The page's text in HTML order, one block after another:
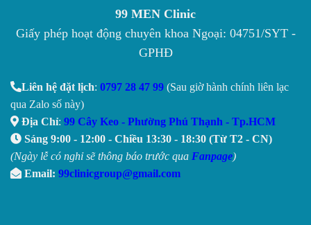
99 MEN Clinic
Giấy phép hoạt động chuyên khoa Ngoại: 04751/SYT -
GPHĐ
Liên hệ đặt lịch: 0797 28 47 99 (Sau giờ hành chính liên lạc
qua Zalo số này)
Địa Chỉ: 99 Cây Keo - Phường Phú Thạnh - Tp.HCM
Sáng 9:00 - 12:00 - Chiều 13:30 - 18:30 (Từ T2 - CN)
(Ngày lễ có nghỉ sẽ thông báo trước qua Fanpage)
Email: 99clinicgroup@gmail.com